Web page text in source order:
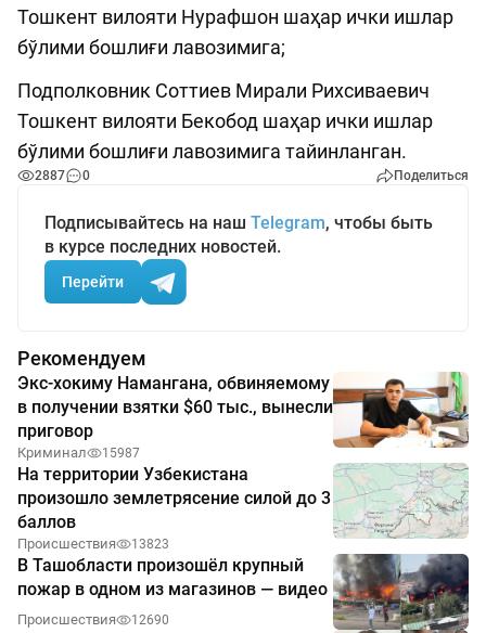
Тошкент вилояти Нурафшон шаҳар ички ишлар
бўлими бошлиғи лавозимига;
Подполковник Соттиев Мирали Рихсиваевич
Тошкент вилояти Бекобод шаҳар ички ишлар
бўлими бошлиғи лавозимига тайинланган.
2887 0 Поделиться
Подписывайтесь на наш Telegram, чтобы быть
в курсе последних новостей.
Перейти
Рекомендуем
Экс-хокиму Намангана, обвиняемому
в получении взятки $60 тыс., вынесли
приговор
Криминал 15987
На территории Узбекистана
произошло землетрясение силой до 3
баллов
Происшествия 13823
В Ташобласти произошёл крупный
пожар в одном из магазинов — видео
Происшествия 12690